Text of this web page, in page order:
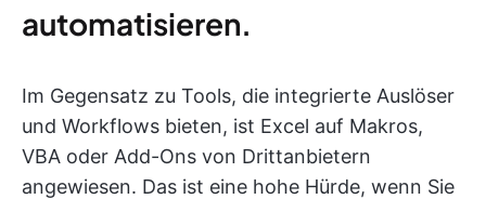
automatisieren.
Im Gegensatz zu Tools, die integrierte Auslöser
und Workflows bieten, ist Excel auf Makros,
VBA oder Add-Ons von Drittanbietern
angewiesen. Das ist eine hohe Hürde, wenn Sie